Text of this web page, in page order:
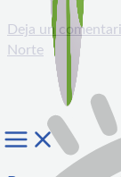
Deja un
Norte